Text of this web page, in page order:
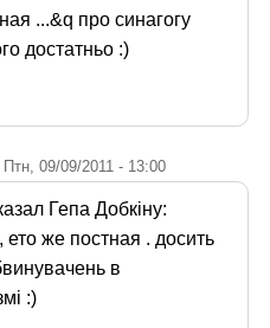
...&q про синагогу
достатньо :)
Птн, 09/09/2011 - 13:00
Гепа Добкіну:
же постная . досить
в
:)